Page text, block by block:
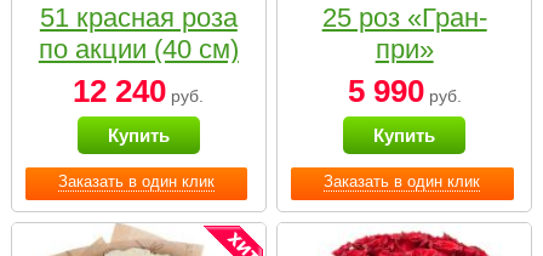
Заказать в один клик
51 красная роза
по акции (40 см)
12 240 руб.
Купить
Заказать в один клик
25 роз «Гран-
при»
5 990руб.
Купить